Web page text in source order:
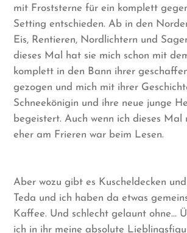
mit Froststerne für ein komplett
Setting entschieden. Ab in den
Eis, Rentieren, Nordlichtern und
dieses Mal hat sie mich schon mit
komplett in den Bann ihrer
gezogen und mich mit ihrer
Schneekönigin und ihre neue junge
begeistert. Auch wenn ich dieses
eher am Frieren war beim Lesen.
Aber wozu gibt es Kuscheldecken
Teda und ich haben da etwas
Kaffee. Und schlecht gelaunt ohne…
ich in ihr meine absolute